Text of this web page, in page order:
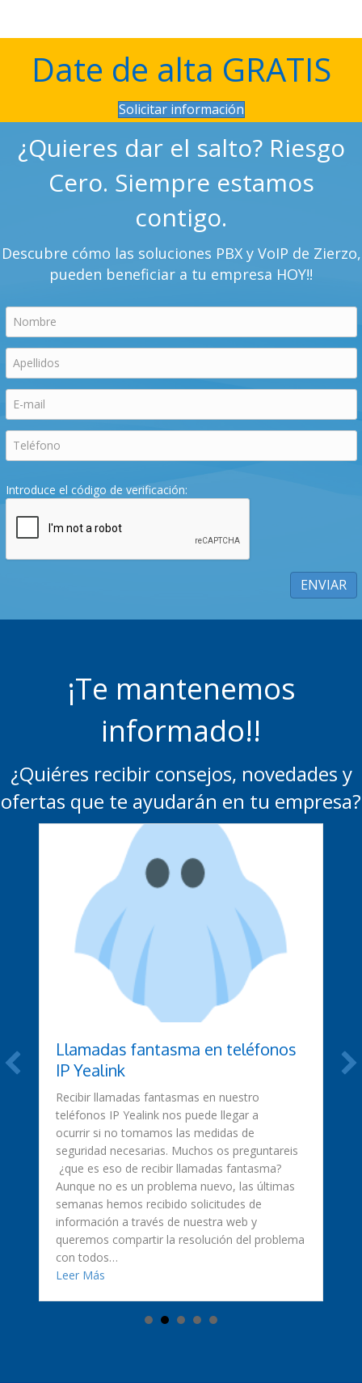
Date de alta GRATIS
Solicitar información
¿Quieres dar el salto? Riesgo
Cero. Siempre estamos
contigo.
Descubre cómo las soluciones PBX y VoIP de Zierzo,
pueden beneficiar a tu empresa HOY!!
Introduce el código de verificación:
¡Te mantenemos
informado!!
¿Quiéres recibir consejos, novedades y
ofertas que te ayudarán en tu empresa?
Te lo explicamos
Llamadas fantasma en teléfonos
IP Yealink
Recibir llamadas fantasmas en nuestro
teléfonos IP Yealink nos puede llegar a
ocurrir si no tomamos las medidas de
seguridad necesarias. Muchos os preguntareis
¿que es eso de recibir llamadas fantasma?
Aunque no es un problema nuevo, las últimas
semanas hemos recibido solicitudes de
información a través de nuestra web y
queremos compartir la resolución del problema
con todos…
Leer Más